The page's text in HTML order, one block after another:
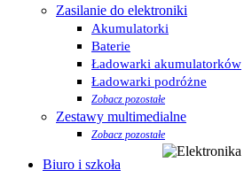
Zasilanie do elektroniki
Akumulatorki
Baterie
Ładowarki akumulatorków
Ładowarki podróżne
Zobacz pozostałe
Zestawy multimedialne
Zobacz pozostałe
Biuro i szkoła